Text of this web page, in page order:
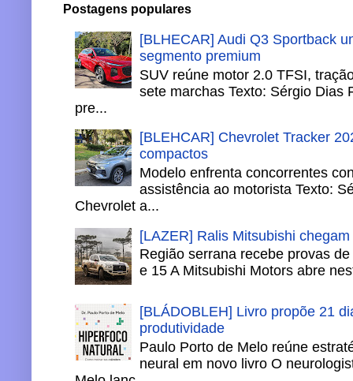
Postagens populares
[BLHECAR] Audi Q3 Sportback
segmento premium
SUV reúne motor 2.0 TFSI,
sete marchas Texto: Sérgio Dias
pre...
[BLEHCAR] Chevrolet Tracker
compactos
Modelo enfrenta concorrentes
assistência ao motorista Texto:
Chevrolet a...
[LAZER] Ralis Mitsubishi
Região serrana recebe provas
e 15 A Mitsubishi Motors abre
[BLÁDOBLEH] Livro propõe 21
produtividade
Paulo Porto de Melo reúne
neural em novo livro O